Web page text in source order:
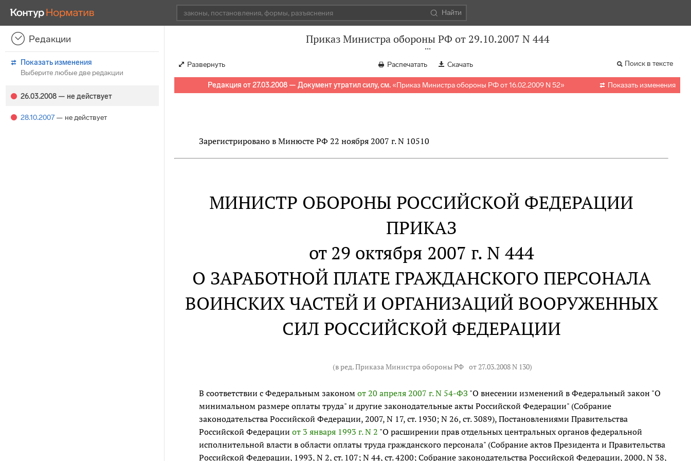
Найти
Редакции
Показать изменения
Выберите любые две редакции
26.03.2008 — не действует
28.10.2007— не действует
Приказ Министра обороны РФ от 29.10.2007 N 444
Развернуть Распечатать Скачать Поиск в тексте
Редакция от 27.03.2008 — Документ утратил силу, см.«Приказ Министра обороны РФ от 16.02.2009 N 52»  Показать изменения
Зарегистрировано в Минюсте РФ 22 ноября 2007 г. N 10510
МИНИСТР ОБОРОНЫ РОССИЙСКОЙ ФЕДЕРАЦИИ
ПРИКАЗ
от 29 октября 2007 г. N 444
О ЗАРАБОТНОЙ ПЛАТЕ ГРАЖДАНСКОГО ПЕРСОНАЛА
ВОИНСКИХ ЧАСТЕЙ И ОРГАНИЗАЦИЙ ВООРУЖЕННЫХ
СИЛ РОССИЙСКОЙ ФЕДЕРАЦИИ
(в ред. Приказа Министра обороны РФ от 27.03.2008 N 130)
В соответствии с Федеральным закономот 20 апреля 2007 г. N 54-ФЗ "О внесении изменений в Федеральный закон "О
минимальном размере оплаты труда" и другие законодательные акты Российской Федерации" (Собрание
законодательства Российской Федерации, 2007, N 17, ст. 1930; N 26, ст. 3089), Постановлениями Правительства
Российской Федерацииот 3 января 1993 г. N 2 "О расширении прав отдельных центральных органов федеральной
исполнительной власти в области оплаты труда гражданского персонала" (Собрание актов Президента и Правительства
Российской Федерации, 1993, N 2, ст. 107; N 44, ст. 4200; Собрание законодательства Российской Федерации, 2000, N 38,